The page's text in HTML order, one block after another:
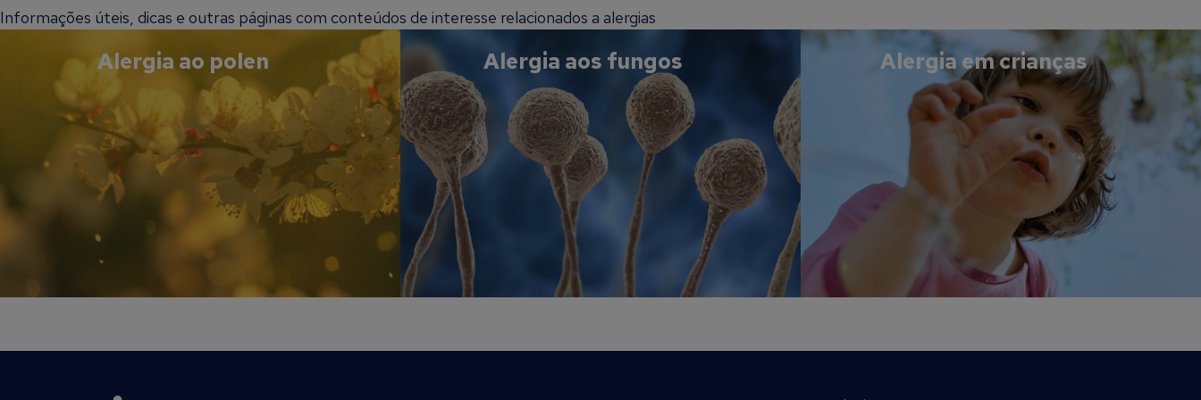
Informações úteis, dicas e outras páginas com conteúdos de interesse relacionados a alergias
Alergia ao polen Alergia aos fungos Alergia em crianças